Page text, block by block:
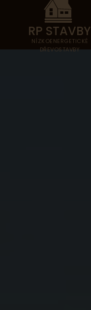
RP STAVBY
NÍZKOENERGETICKÉ
DŘEVOSTAVBY